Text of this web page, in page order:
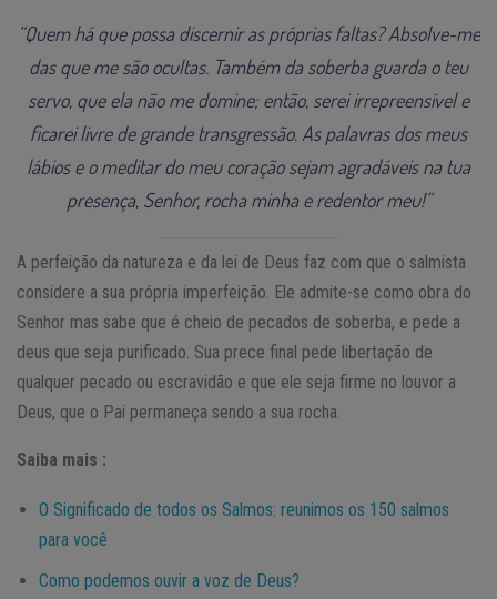
“Quem há que possa discernir as próprias faltas? Absolve-me
das que me são ocultas. Também da soberba guarda o teu
servo, que ela não me domine; então, serei irrepreensível e
ficarei livre de grande transgressão. As palavras dos meus
lábios e o meditar do meu coração sejam agradáveis na tua
presença, Senhor, rocha minha e redentor meu!”
A perfeição da natureza e da lei de Deus faz com que o salmista
considere a sua própria imperfeição. Ele admite-se como obra do
Senhor mas sabe que é cheio de pecados de soberba, e pede a
deus que seja purificado. Sua prece final pede libertação de
qualquer pecado ou escravidão e que ele seja firme no louvor a
Deus, que o Pai permaneça sendo a sua rocha.
Saiba mais :
O Significado de todos os Salmos: reunimos os 150 salmos
para você
Como podemos ouvir a voz de Deus?